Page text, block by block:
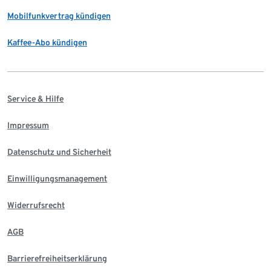
Mobilfunkvertrag kündigen
Kaffee-Abo kündigen
Service & Hilfe
Impressum
Datenschutz und Sicherheit
Einwilligungsmanagement
Widerrufsrecht
AGB
Barrierefreiheitserklärung